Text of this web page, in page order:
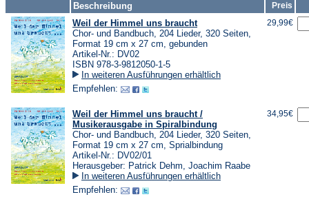
Beschreibung
Preis
Weil der Himmel uns braucht
Chor- und Bandbuch, 204 Lieder, 320 Seiten,
Format 19 cm x 27 cm, gebunden
Artikel-Nr.: DV02
ISBN 978-3-9812050-1-5
In weiteren Ausführungen erhältlich
Empfehlen:
29,99€
Weil der Himmel uns braucht /
Musikerausgabe in Spiralbindung
Chor- und Bandbuch, 204 Lieder, 320 Seiten,
Format 19 cm x 27 cm, Sprialbindung
Artikel-Nr.: DV02/01
Herausgeber: Patrick Dehm, Joachim Raabe
In weiteren Ausführungen erhältlich
Empfehlen:
34,95€